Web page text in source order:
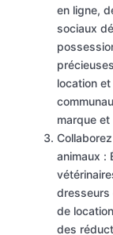
en ligne,
sociaux
location
marque et
animaux :
dresseurs
de
des